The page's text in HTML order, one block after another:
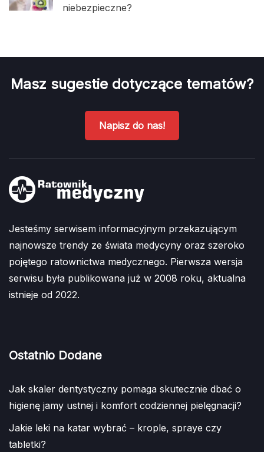
niebezpieczne?
Masz sugestie dotyczące tematów?
Napisz do nas!
Jesteśmy serwisem informacyjnym przekazującym
najnowsze trendy ze świata medycyny oraz szeroko
pojętego ratownictwa medycznego. Pierwsza wersja
serwisu była publikowana już w 2008 roku, aktualna
istnieje od 2022.
Ostatnio Dodane
Jak skaler dentystyczny pomaga skutecznie dbać o
higienę jamy ustnej i komfort codziennej pielęgnacji?
Jakie leki na katar wybrać – krople, spraye czy
tabletki?